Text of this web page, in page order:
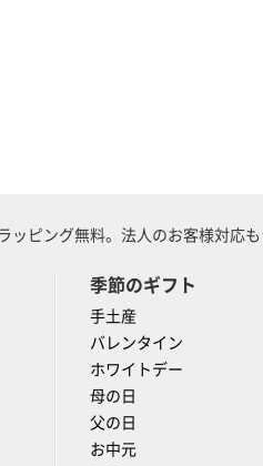
ピング無料。法人のお客様対応
季節のギフト
手土産
バレンタイン
ホワイトデー
母の日
父の日
お中元